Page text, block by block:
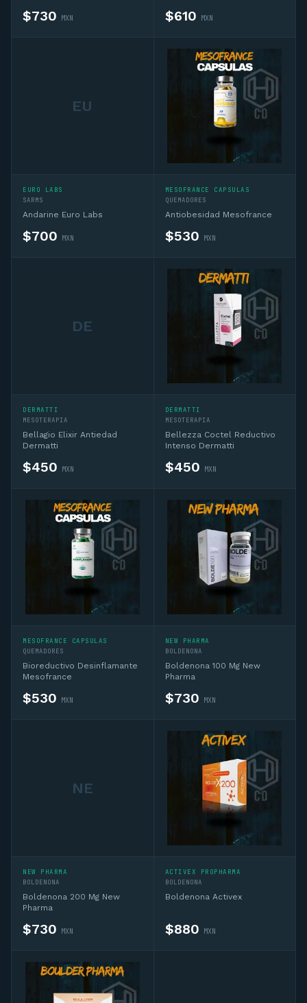
$730 MXN $610 MXN
EU
EURO LABS
SARMS
Andarine Euro Labs
$700 MXN
MESOFRANCE CAPSULAS
QUEMADORES
Antiobesidad Mesofrance
$530 MXN
DE
DERMATTI
MESOTERAPIA
Bellagio Elixir Antiedad
Dermatti
$450 MXN
DERMATTI
MESOTERAPIA
Bellezza Coctel Reductivo
Intenso Dermatti
$450 MXN
MESOFRANCE CAPSULAS
QUEMADORES
Bioreductivo Desinflamante
Mesofrance
$530 MXN
NEW PHARMA
BOLDENONA
Boldenona 100 Mg New
Pharma
$730 MXN
NE
NEW PHARMA
BOLDENONA
Boldenona 200 Mg New
Pharma
$730 MXN
ACTIVEX PROPHARMA
BOLDENONA
Boldenona Activex
$880 MXN
En línea — IA + asesor humano si lo necesitas
Hola, soy el asesor virtual de Complementos
Deportivos MX. Pregúntame sobre
complementos deportivos, sustancias, ciclos
necesitas algo personalizado te conecto